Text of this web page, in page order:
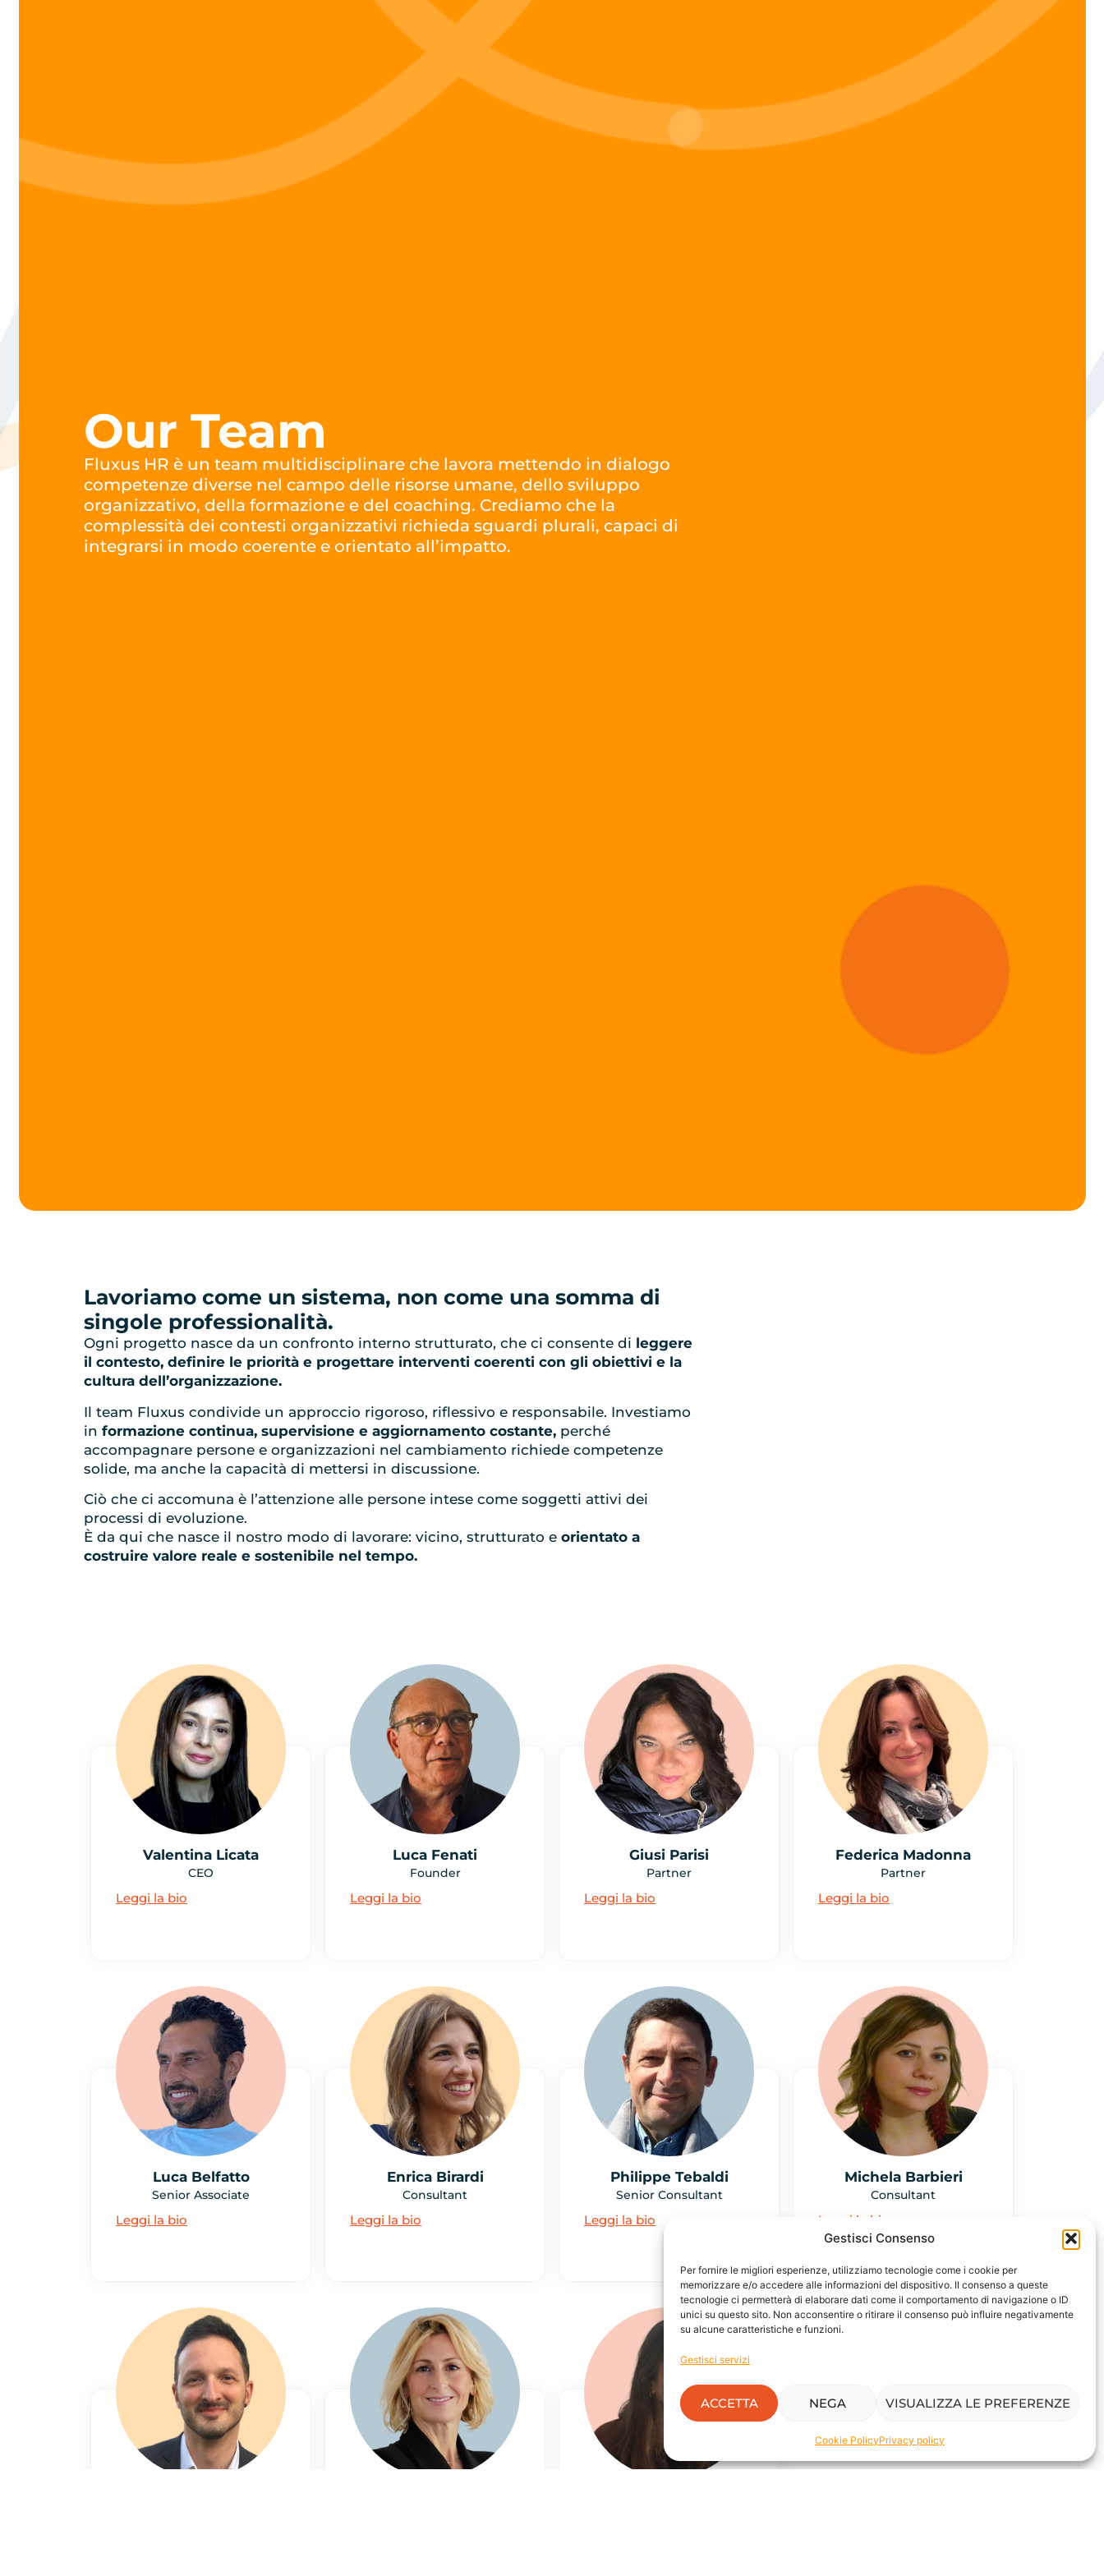
Gestisci Consenso
Per fornire le migliori esperienze, utilizziamo tecnologie come i cookie per
memorizzare e/o accedere alle informazioni del dispositivo. Il consenso a queste
tecnologie ci permetterà di elaborare dati come il comportamento di navigazione o ID
unici su questo sito. Non acconsentire o ritirare il consenso può influire negativamente
su alcune caratteristiche e funzioni.
Gestisci servizi
ACCETTA NEGA VISUALIZZA LE PREFERENZE
Cookie PolicyPrivacy policy
Our Team
Fluxus HR è un team multidisciplinare che lavora mettendo in dialogo
competenze diverse nel campo delle risorse umane, dello sviluppo
organizzativo, della formazione e del coaching. Crediamo che la
complessità dei contesti organizzativi richieda sguardi plurali, capaci di
integrarsi in modo coerente e orientato all’impatto.
Lavoriamo come un sistema, non come una somma di
singole professionalità.
Ogni progetto nasce da un confronto interno strutturato, che ci consente di leggere
il contesto, definire le priorità e progettare interventi coerenti con gli obiettivi e la
cultura dell’organizzazione.
Il team Fluxus condivide un approccio rigoroso, riflessivo e responsabile. Investiamo
in formazione continua, supervisione e aggiornamento costante, perché
accompagnare persone e organizzazioni nel cambiamento richiede competenze
solide, ma anche la capacità di mettersi in discussione.
Ciò che ci accomuna è l’attenzione alle persone intese come soggetti attivi dei
processi di evoluzione.
È da qui che nasce il nostro modo di lavorare: vicino, strutturato e orientato a
costruire valore reale e sostenibile nel tempo.
Valentina Licata
CEO
Leggi la bio
Luca Fenati
Founder
Leggi la bio
Giusi Parisi
Partner
Leggi la bio
Federica Madonna
Partner
Leggi la bio
Luca Belfatto
Senior Associate
Leggi la bio
Enrica Birardi
Consultant
Leggi la bio
Philippe Tebaldi
Senior Consultant
Leggi la bio
Michela Barbieri
Consultant
Leggi la bio